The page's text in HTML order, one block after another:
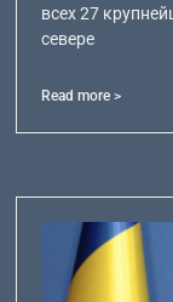
всех 27
севере
Read more >